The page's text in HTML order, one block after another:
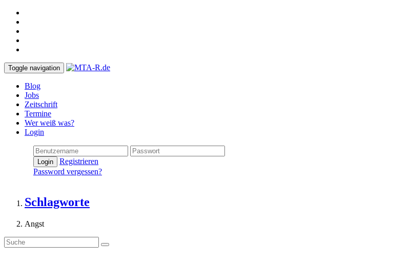
Toggle navigation
Blog
Jobs
Zeitschrift
Termine
Wer weiß was?
Login
Login
Registrieren
Password vergessen?
Schlagworte
Angst